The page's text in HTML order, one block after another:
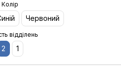
Колір
Червоний
відділень
2 1